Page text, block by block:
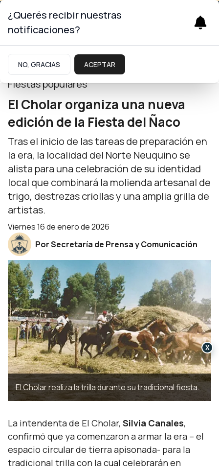
Neuquinidad
Fiestas populares
El Cholar organiza una nueva
edición de la Fiesta del Ñaco
Tras el inicio de las tareas de preparación en
la era, la localidad del Norte Neuquino se
alista para una celebración de su identidad
local que combinará la molienda artesanal de
trigo, destrezas criollas y una amplia grilla de
artistas.
viernes 16 de enero de 2026
Por Secretaría de Prensa y Comunicación
El Cholar realiza la trilla durante su tradicional fiesta.
La intendenta de El Cholar, Silvia Canales,
confirmó que ya comenzaron a armar la era – el
espacio circular de tierra apisonada- para la
tradicional trilla con la cual celebrarán en
¿Querés recibir nuestras
notificaciones?
NO, GRACIAS ACEPTAR
X